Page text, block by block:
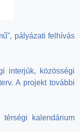
pályázati felhívás
interjúk, közösségi
A projekt további
kalendárium